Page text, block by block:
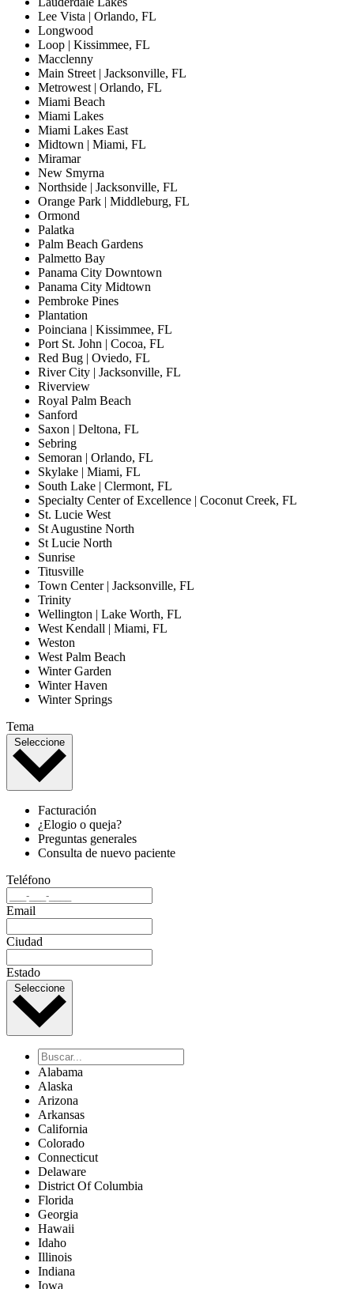
Lee Vista | Orlando, FL
Longwood
Loop | Kissimmee, FL
Macclenny
Main Street | Jacksonville, FL
Metrowest | Orlando, FL
Miami Beach
Miami Lakes
Miami Lakes East
Midtown | Miami, FL
Miramar
New Smyrna
Northside | Jacksonville, FL
Orange Park | Middleburg, FL
Ormond
Palatka
Palm Beach Gardens
Palmetto Bay
Panama City Downtown
Panama City Midtown
Pembroke Pines
Plantation
Poinciana | Kissimmee, FL
Port St. John | Cocoa, FL
Red Bug | Oviedo, FL
River City | Jacksonville, FL
Riverview
Royal Palm Beach
Sanford
Saxon | Deltona, FL
Sebring
Semoran | Orlando, FL
Skylake | Miami, FL
South Lake | Clermont, FL
Specialty Center of Excellence | Coconut Creek, FL
St. Lucie West
St Augustine North
St Lucie North
Sunrise
Titusville
Town Center | Jacksonville, FL
Trinity
Wellington | Lake Worth, FL
West Kendall | Miami, FL
Weston
West Palm Beach
Winter Garden
Winter Haven
Winter Springs
Tema
Seleccione
Facturación
¿Elogio o queja?
Preguntas generales
Consulta de nuevo paciente
Teléfono
Email
Ciudad
Estado
Seleccione
Alabama
Alaska
Arizona
Arkansas
California
Colorado
Connecticut
Delaware
District Of Columbia
Florida
Georgia
Hawaii
Idaho
Illinois
Indiana
Iowa